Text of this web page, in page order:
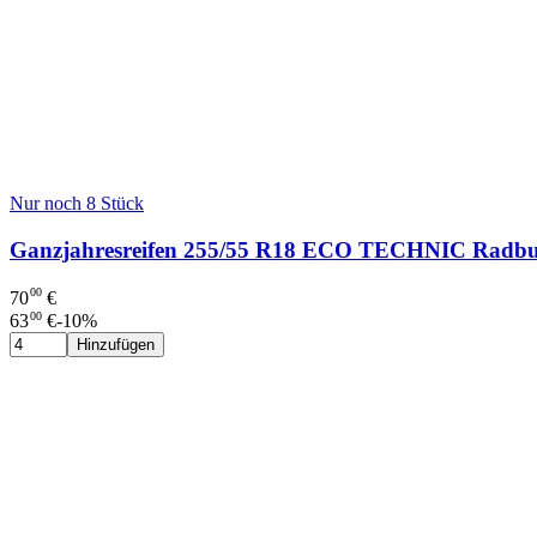
Nur noch 8 Stück
Ganzjahresreifen 255/55 R18 ECO TECHNIC
7000 €
6300 €-10%
Hinzufügen